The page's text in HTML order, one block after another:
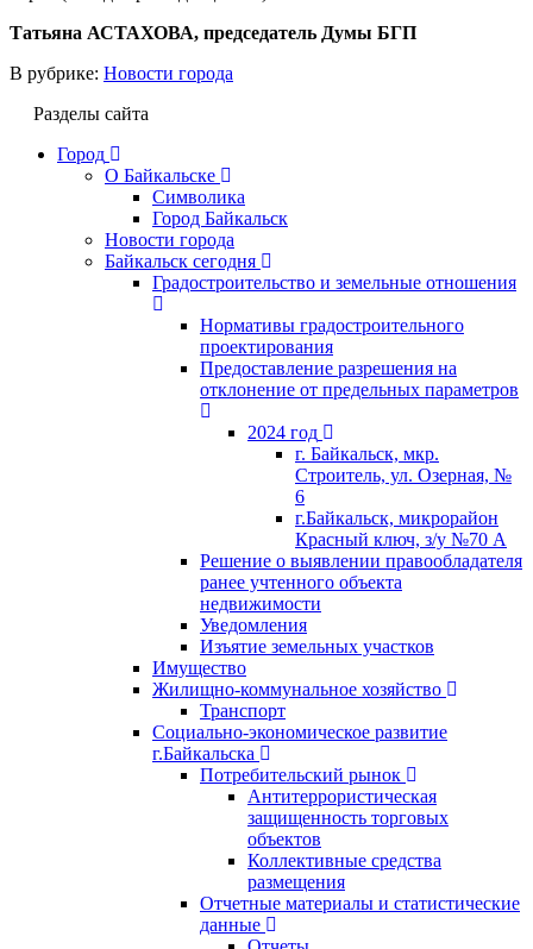
Татьяна АСТАХОВА, председатель Думы БГП
В рубрике: Новости города
Разделы сайта
Город
О Байкальске
Символика
Город Байкальск
Новости города
Байкальск сегодня
Градостроительство и земельные отношения
Нормативы градостроительного
проектирования
Предоставление разрешения на
отклонение от предельных параметров
2024 год
г. Байкальск, мкр.
Строитель, ул. Озерная, №
6
г.Байкальск, микрорайон
Красный ключ, з/у №70 А
Решение о выявлении правообладателя
ранее учтенного объекта
недвижимости
Уведомления
Изъятие земельных участков
Имущество
Жилищно-коммунальное хозяйство
Транспорт
Социально-экономическое развитие
г.Байкальска
Потребительский рынок
Антитеррористическая
защищенность торговых
объектов
Коллективные средства
размещения
Отчетные материалы и статистические
данные